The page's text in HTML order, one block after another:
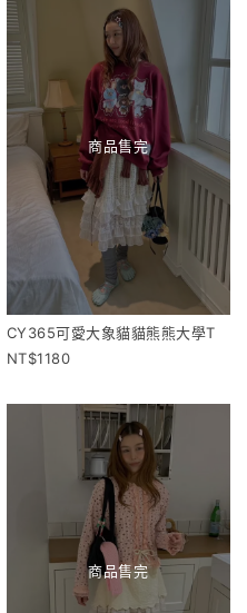
商品售完
CY365可愛大象貓貓熊熊大學T
1180
商品售完